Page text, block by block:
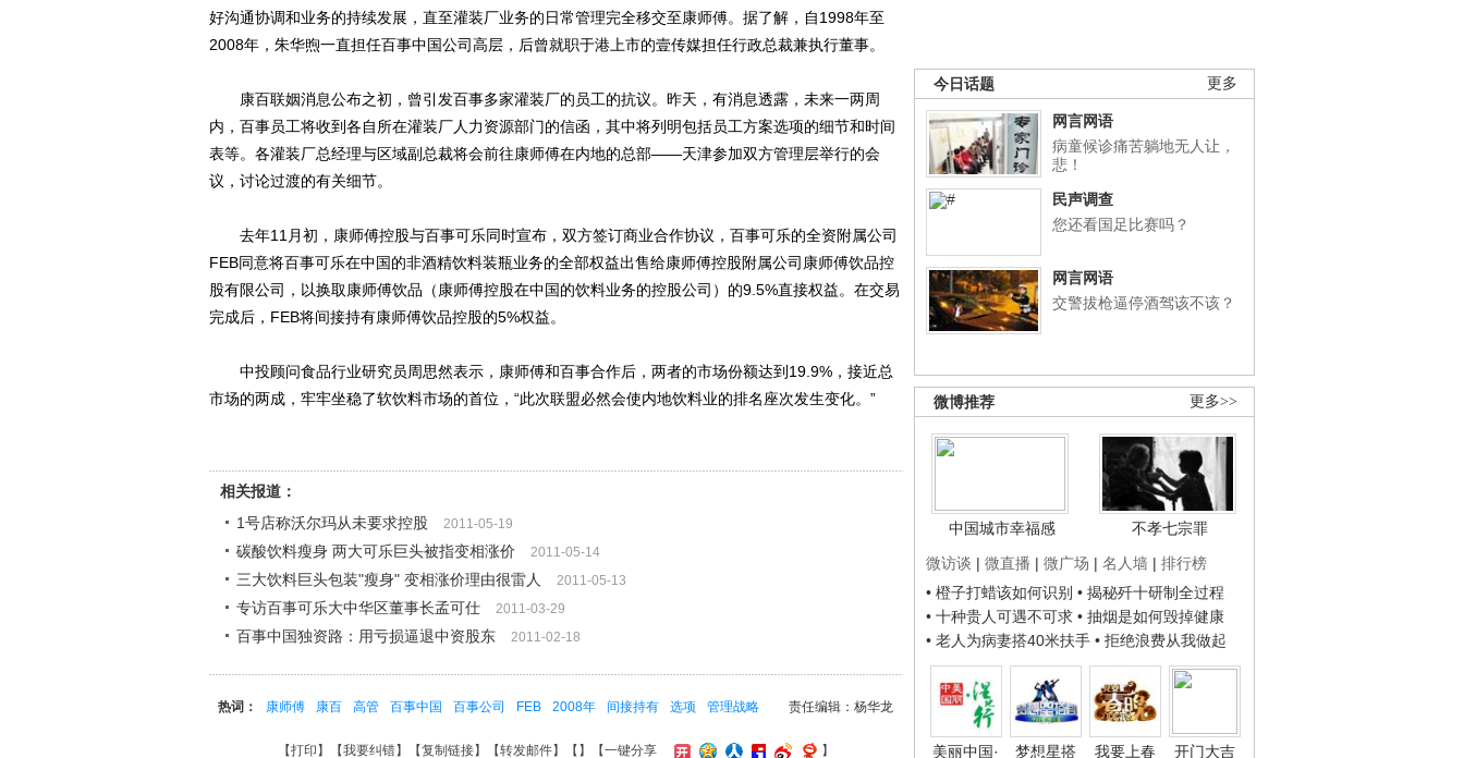
更多
今日话题
网言网语
病童候诊痛苦躺地无人让，
悲！
民声调查
您还看国足比赛吗？
网言网语
交警拔枪逼停酒驾该不该？
更多>>
微博推荐
中国城市幸福感
不孝七宗罪
微访谈 | 微直播 | 微广场 | 名人墙 | 排行榜
• 橙子打蜡该如何识别 • 揭秘歼十研制全过程
• 十种贵人可遇不可求 • 抽烟是如何毁掉健康
• 老人为病妻搭40米扶手 • 拒绝浪费从我做起
美丽中国·
梦想星搭
我要上春
开门大吉
好沟通协调和业务的持续发展，直至灌装厂业务的日常管理完全移交至康师傅。据了解，自1998年至
2008年，朱华煦一直担任百事中国公司高层，后曾就职于港上市的壹传媒担任行政总裁兼执行董事。
康百联姻消息公布之初，曾引发百事多家灌装厂的员工的抗议。昨天，有消息透露，未来一两周
内，百事员工将收到各自所在灌装厂人力资源部门的信函，其中将列明包括员工方案选项的细节和时间
表等。各灌装厂总经理与区域副总裁将会前往康师傅在内地的总部――天津参加双方管理层举行的会
议，讨论过渡的有关细节。
去年11月初，康师傅控股与百事可乐同时宣布，双方签订商业合作协议，百事可乐的全资附属公司
FEB同意将百事可乐在中国的非酒精饮料装瓶业务的全部权益出售给康师傅控股附属公司康师傅饮品控
股有限公司，以换取康师傅饮品（康师傅控股在中国的饮料业务的控股公司）的9.5%直接权益。在交易
完成后，FEB将间接持有康师傅饮品控股的5%权益。
中投顾问食品行业研究员周思然表示，康师傅和百事合作后，两者的市场份额达到19.9%，接近总
市场的两成，牢牢坐稳了软饮料市场的首位，“此次联盟必然会使内地饮料业的排名座次发生变化。”
相关报道：
1号店称沃尔玛从未要求控股
2011-05-19
碳酸饮料瘦身 两大可乐巨头被指变相涨价 2011-05-14
三大饮料巨头包装"瘦身" 变相涨价理由很雷人 2011-05-13
专访百事可乐大中华区董事长孟可仕 2011-03-29
百事中国独资路：用亏损逼退中资股东 2011-02-18
责任编辑：杨华龙
热词： 康师傅 康百 高管 百事中国 百事公司 FEB 2008年 间接持有 选项 管理战略
【打印 】【我要纠错】【复制链接】【转发邮件】【 】 【一键分享 】